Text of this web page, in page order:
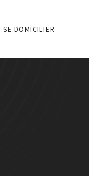
SE DOMICILIER